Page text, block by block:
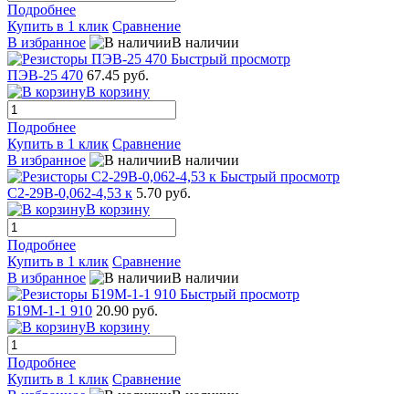
Подробнее
Купить в 1 клик Сравнение
В избранное
В наличии
Быстрый просмотр
ПЭВ-25 470 67.45 руб.
В корзину
Подробнее
Купить в 1 клик Сравнение
В избранное
В наличии
Быстрый просмотр
С2-29В-0,062-4,53 к 5.70 руб.
В корзину
Подробнее
Купить в 1 клик Сравнение
В избранное
В наличии
Быстрый просмотр
Б19М-1-1 910 20.90 руб.
В корзину
Подробнее
Купить в 1 клик Сравнение